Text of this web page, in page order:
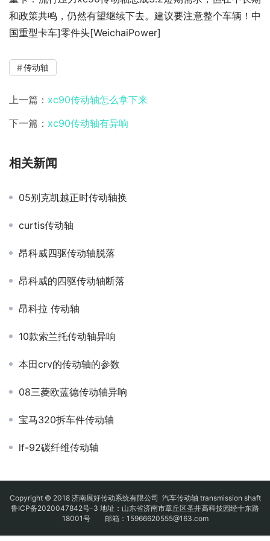
和政策共鸣，仍然有望继续下去。建议要注意整个车辆！中
国重型卡车]零件头[WeichaiPower]
传动轴
上一篇： xc90传动轴怎么拿下来
下一篇： xc90传动轴有异响
相关新闻
05别克凯越正时传动轴换
curtis传动轴
昂科威四驱传动轴脱落
昂科威的四驱传动轴断落
昂科拉 传动轴
10款索兰托传动轴异响
本田crv的传动轴的参数
08三菱欧蓝德传动轴异响
宝马320拆车件传动轴
lf-92碳纤维传动轴
Copyright © 2018 济南展好传动系统有限公司 汽车传动轴 transmission shaft
鲁ICP备2020047842号-3 地址：山东省济南市章丘区圣井高科技园经十东路
18001号 邮箱：15966620555@163.com